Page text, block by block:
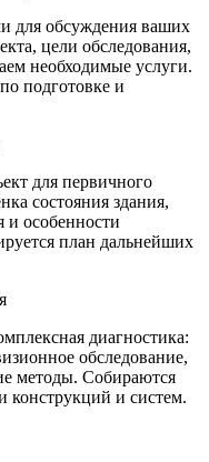
для обсуждения ваших
цели обследования,
необходимые услуги.
подготовке и
для первичного
состояния здания,
и особенности
план дальнейших
диагностика:
обследование,
методы. Собираются
конструкций и систем.